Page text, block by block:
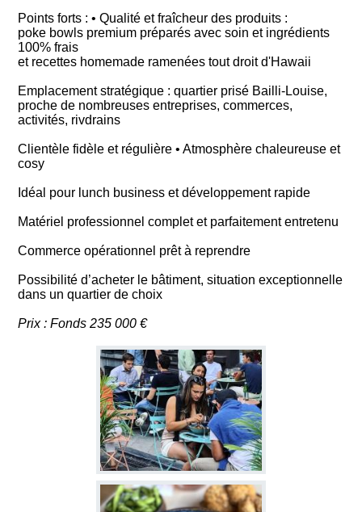
Points forts : • Qualité et fraîcheur des produits :
poke bowls premium préparés avec soin et ingrédients
100% frais
et recettes homemade ramenées tout droit d'Hawaii
Emplacement stratégique : quartier prisé Bailli-Louise,
proche de nombreuses entreprises, commerces,
activités, rivdrains
Clientèle fidèle et régulière • Atmosphère chaleureuse et
cosy
Idéal pour lunch business et développement rapide
Matériel professionnel complet et parfaitement entretenu
Commerce opérationnel prêt à reprendre
Possibilité d’acheter le bâtiment, situation exceptionnelle
dans un quartier de choix
Prix : Fonds 235 000 €